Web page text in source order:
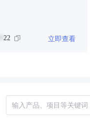
22 立即查看